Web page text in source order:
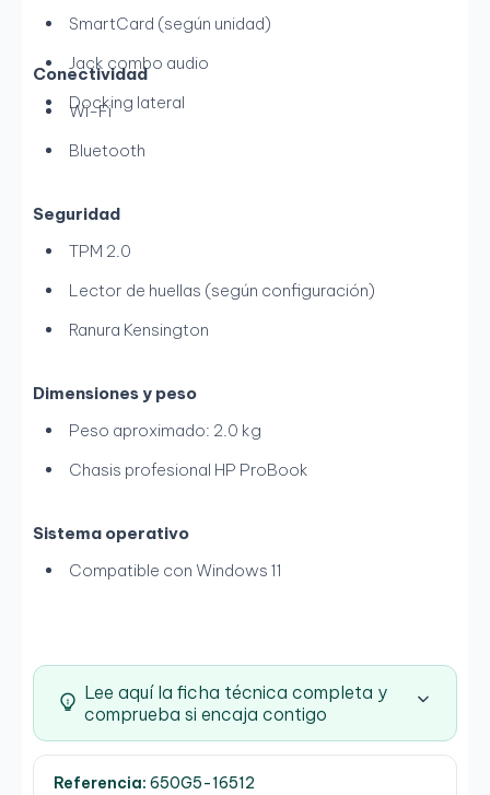
SmartCard (según unidad)
Jack combo audio
Docking lateral
Conectividad
Wi-Fi
Bluetooth
Seguridad
TPM 2.0
Lector de huellas (según configuración)
Ranura Kensington
Dimensiones y peso
Peso aproximado: 2.0 kg
Chasis profesional HP ProBook
Sistema operativo
Compatible con Windows 11
Lee aquí la ficha técnica completa y
comprueba si encaja contigo
Referencia: 650G5-16512